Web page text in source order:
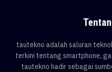
tautekno adalah saluran
terkini tentang smartphone,
tautekno hadir sebagai